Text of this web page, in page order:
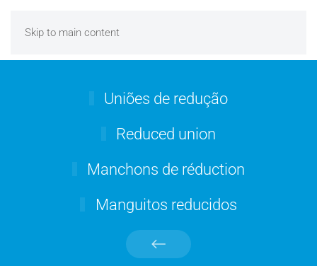
Skip to main content
Uniões de redução
Reduced union
Manchons de réduction
Manguitos reducidos